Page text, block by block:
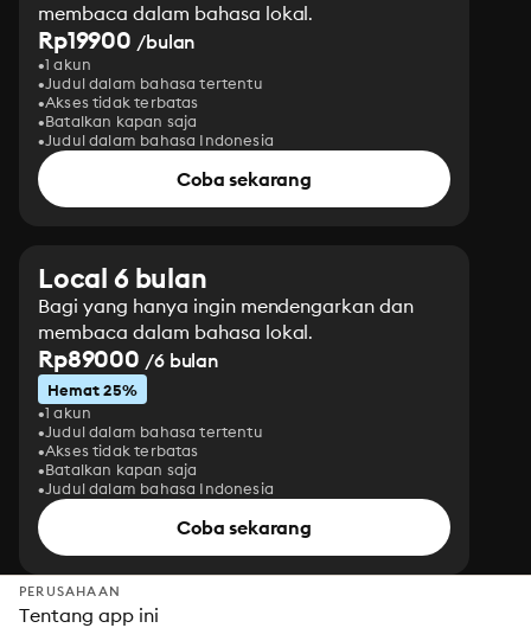
membaca dalam bahasa lokal.
Rp19900 /bulan
1 akun
Judul dalam bahasa tertentu
Akses tidak terbatas
Batalkan kapan saja
Judul dalam bahasa Indonesia
Coba sekarang
Local 6 bulan
Bagi yang hanya ingin mendengarkan dan
membaca dalam bahasa lokal.
Rp89000 /6 bulan
Hemat 25%
1 akun
Judul dalam bahasa tertentu
Akses tidak terbatas
Batalkan kapan saja
Judul dalam bahasa Indonesia
Coba sekarang
PERUSAHAAN
Tentang app ini